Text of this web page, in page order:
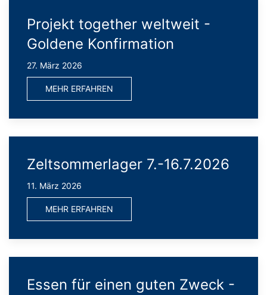
Projekt together weltweit -
Goldene Konfirmation
27. März 2026
MEHR ERFAHREN
Zeltsommerlager 7.-16.7.2026
11. März 2026
MEHR ERFAHREN
Essen für einen guten Zweck -